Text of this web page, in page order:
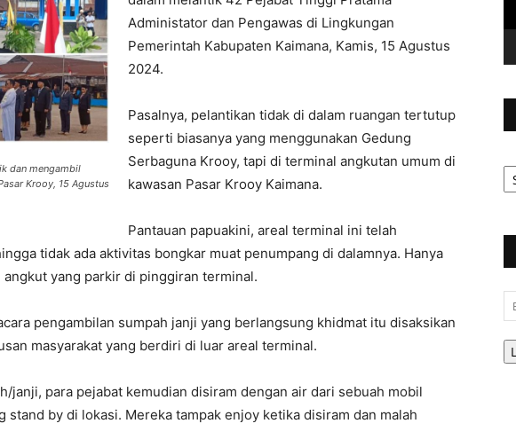
dan mengambil
Krooy, 15 Agustus
Administator dan Pengawas di Lingkungan
Pemerintah Kabupaten Kaimana, Kamis, 15 Agustus
2024.
Pasalnya, pelantikan tidak di dalam ruangan tertutup
seperti biasanya yang menggunakan Gedung
Serbaguna Krooy, tapi di terminal angkutan umum di
kawasan Pasar Krooy Kaimana.
Pantauan papuakini, areal terminal ini telah
tidak ada aktivitas bongkar muat penumpang di dalamnya. Hanya
yang parkir di pinggiran terminal.
pengambilan sumpah janji yang berlangsung khidmat itu disaksikan
masyarakat yang berdiri di luar areal terminal.
janji, para pejabat kemudian disiram dengan air dari sebuah mobil
stand by di lokasi. Mereka tampak enjoy ketika disiram dan malah